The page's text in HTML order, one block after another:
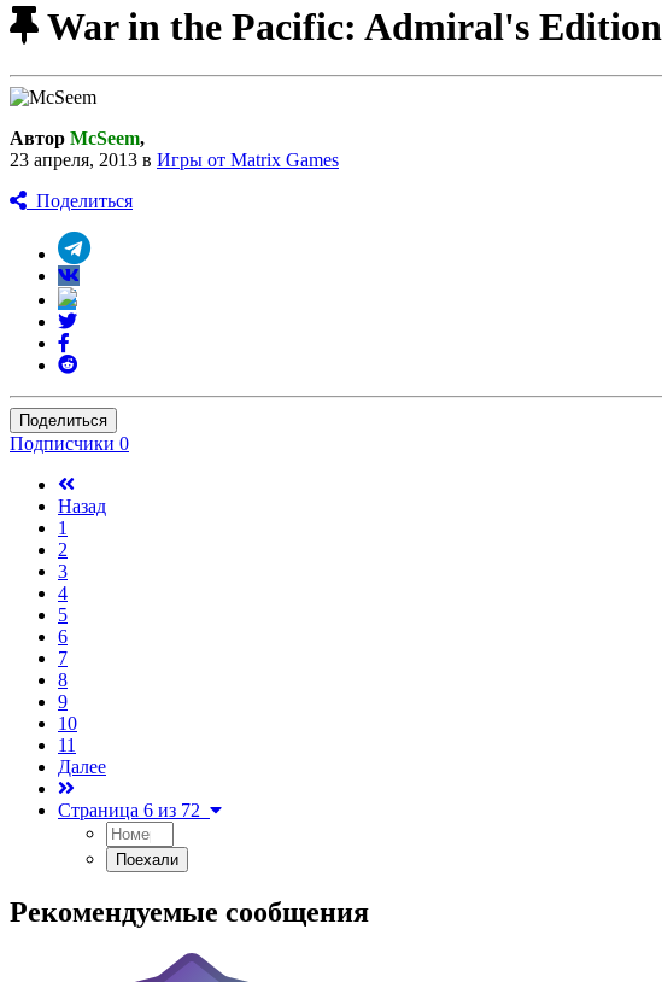
War in the Pacific: Admiral's Edition
Автор McSeem,
23 апреля, 2013 в Игры от Matrix Games
Поделиться
Поделиться
Подписчики 0
Назад
1
2
3
4
5
6
7
8
9
10
11
Далее
Страница 6 из 72
Рекомендуемые сообщения